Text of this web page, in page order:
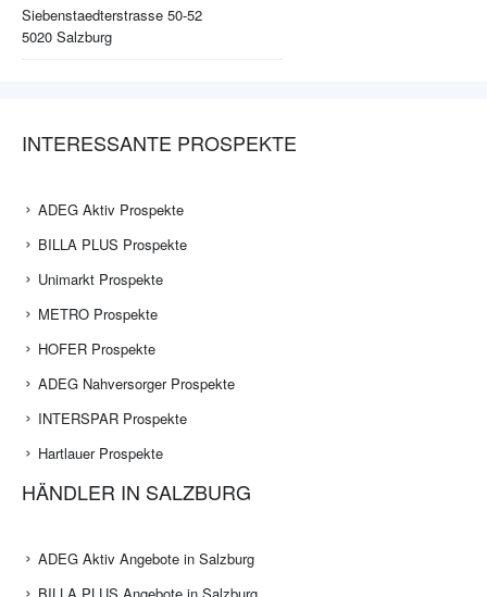
Siebenstaedterstrasse 50-52
5020 Salzburg
INTERESSANTE PROSPEKTE
ADEG Aktiv Prospekte
BILLA PLUS Prospekte
Unimarkt Prospekte
METRO Prospekte
HOFER Prospekte
ADEG Nahversorger Prospekte
INTERSPAR Prospekte
Hartlauer Prospekte
HÄNDLER IN SALZBURG
ADEG Aktiv Angebote in Salzburg